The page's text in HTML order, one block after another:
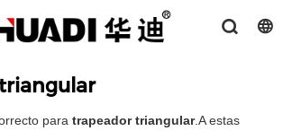
para trapeador triangular.A estas